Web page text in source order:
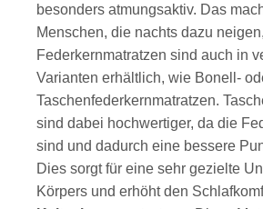
besonders atmungsaktiv. Das
Menschen, die nachts dazu
Federkernmatratzen sind auch in
Varianten erhältlich, wie Bonell-
Taschenfederkernmatratzen.
sind dabei hochwertiger, da die
sind und dadurch eine bessere
Dies sorgt für eine sehr gezielte
Körpers und erhöht den